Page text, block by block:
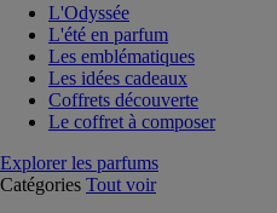
L'Odyssée
L'été en parfum
Les emblématiques
Les idées cadeaux
Coffrets découverte
Le coffret à composer
Explorer les parfums
Catégories Tout voir